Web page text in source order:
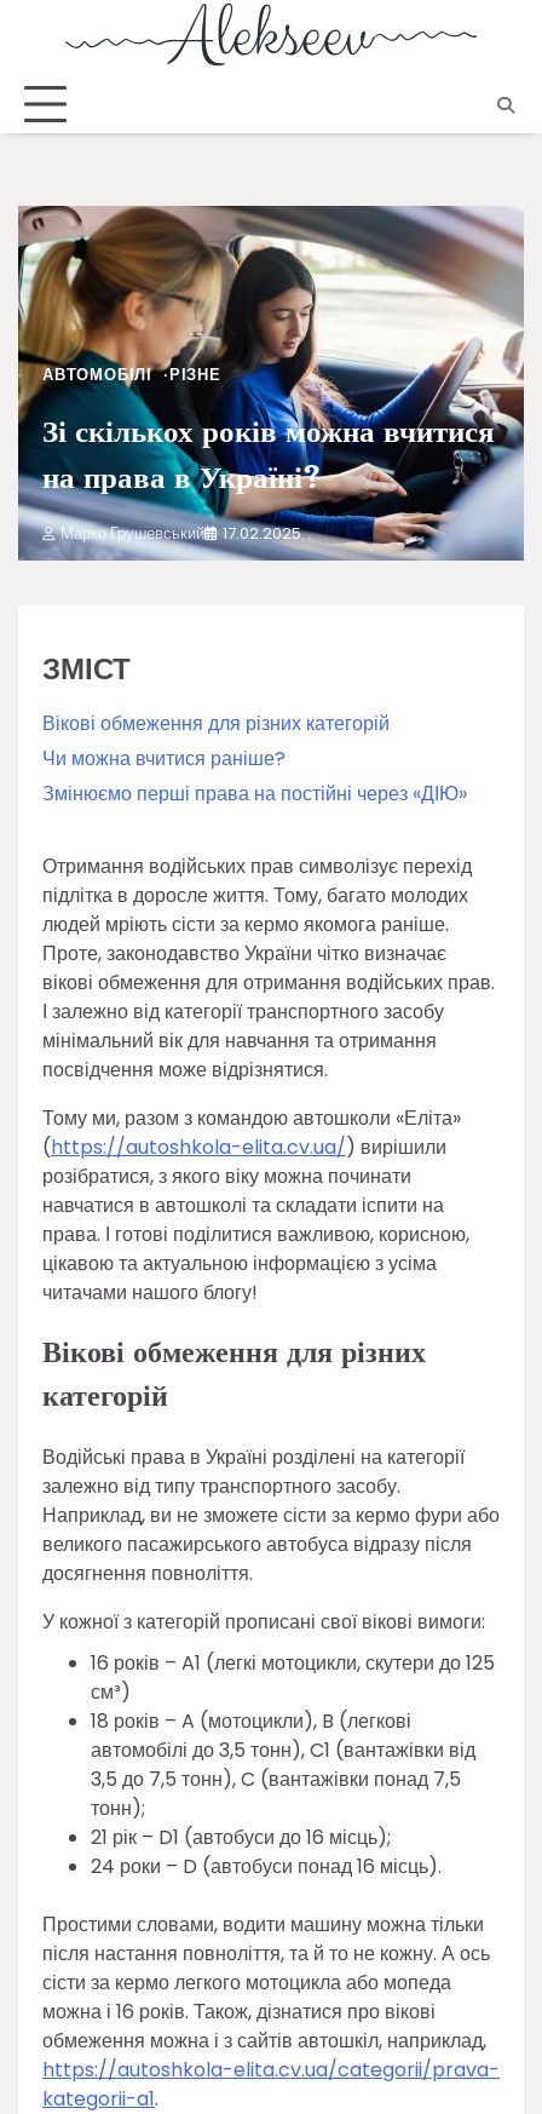
АВТОМОБІЛІ РІЗНЕ
Зі скількох років можна вчитися
на права в Україні?
Марко Грушевський 17.02.2025
ЗМІСТ
Вікові обмеження для різних категорій
Чи можна вчитися раніше?
Змінюємо перші права на постійні через «ДІЮ»
Отримання водійських прав символізує перехід
підлітка в доросле життя. Тому, багато молодих
людей мріють сісти за кермо якомога раніше.
Проте, законодавство України чітко визначає
вікові обмеження для отримання водійських прав.
І залежно від категорії транспортного засобу
мінімальний вік для навчання та отримання
посвідчення може відрізнятися.
Тому ми, разом з командою автошколи «Еліта»
(https://autoshkola-elita.cv.ua/) вирішили
розібратися, з якого віку можна починати
навчатися в автошколі та складати іспити на
права. І готові поділитися важливою, корисною,
цікавою та актуальною інформацією з усіма
читачами нашого блогу!
Вікові обмеження для різних
категорій
Водійські права в Україні розділені на категорії
залежно від типу транспортного засобу.
Наприклад, ви не зможете сісти за кермо фури або
великого пасажирського автобуса відразу після
досягнення повноліття.
У кожної з категорій прописані свої вікові вимоги:
16 років – A1 (легкі мотоцикли, скутери до 125
см³)
18 років – A (мотоцикли), B (легкові
автомобілі до 3,5 тонн), C1 (вантажівки від
3,5 до 7,5 тонн), C (вантажівки понад 7,5
тонн);
21 рік – D1 (автобуси до 16 місць);
24 роки – D (автобуси понад 16 місць).
Простими словами, водити машину можна тільки
після настання повноліття, та й то не кожну. А ось
сісти за кермо легкого мотоцикла або мопеда
можна і 16 років. Також, дізнатися про вікові
обмеження можна і з сайтів автошкіл, наприклад,
https://autoshkola-elita.cv.ua/categorii/prava-
kategorii-a1.